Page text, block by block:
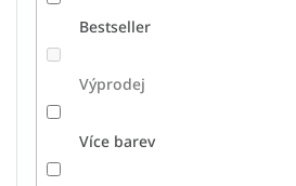
Bestseller
Výprodej
Více barev